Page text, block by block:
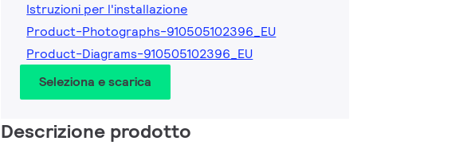
Istruzioni per l'installazione
Product-Photographs-910505102396_EU
Product-Diagrams-910505102396_EU
Seleziona e scarica
Descrizione prodotto